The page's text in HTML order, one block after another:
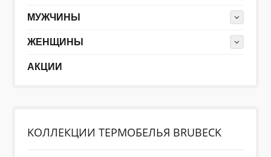
МУЖЧИНЫ
ЖЕНЩИНЫ
АКЦИИ
KОЛЛЕКЦИИ ТЕРМОБЕЛЬЯ BRUBECK